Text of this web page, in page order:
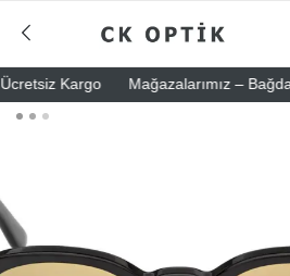
Kargo Mağazalarımız –